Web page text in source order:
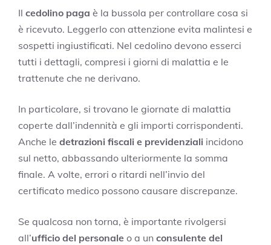
Il cedolino paga è la bussola per controllare cosa si
è ricevuto. Leggerlo con attenzione evita malintesi e
sospetti ingiustificati. Nel cedolino devono esserci
tutti i dettagli, compresi i giorni di malattia e le
trattenute che ne derivano.
In particolare, si trovano le giornate di malattia
coperte dall’indennità e gli importi corrispondenti.
Anche le detrazioni fiscali e previdenziali incidono
sul netto, abbassando ulteriormente la somma
finale. A volte, errori o ritardi nell’invio del
certificato medico possono causare discrepanze.
Se qualcosa non torna, è importante rivolgersi
all’ufficio del personale o a un consulente del